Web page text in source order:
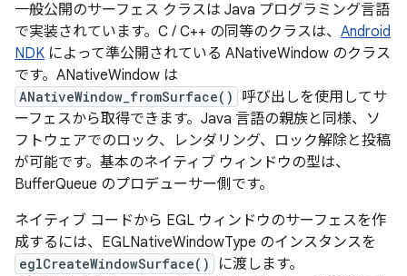
一般公開のサーフェス クラスは Java プログラミング言語
で実装されています。C / C++ の同等のクラスは、 Android
NDK によって準公開されている ANativeWindow のクラス
です。ANativeWindow は
ANativeWindow_fromSurface()
呼び出しを使用してサ
ーフェスから取得できます。Java 言語の親族と同様、ソ
フトウェアでのロック、レンダリング、ロック解除と投稿
が可能です。基本のネイティブ ウィンドウの型は、
BufferQueue のプロデューサー側です。
ネイティブ コードから EGL ウィンドウのサーフェスを作
成するには、EGLNativeWindowType のインスタンスを
eglCreateWindowSurface()
に渡します。